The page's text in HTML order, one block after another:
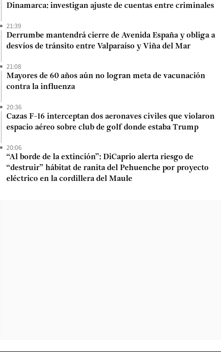
Dinamarca: investigan ajuste de cuentas entre criminales
21:39
Derrumbe mantendrá cierre de Avenida España y obliga a
desvíos de tránsito entre Valparaíso y Viña del Mar
21:08
Mayores de 60 años aún no logran meta de vacunación
contra la influenza
20:36
Cazas F-16 interceptan dos aeronaves civiles que violaron
espacio aéreo sobre club de golf donde estaba Trump
20:06
“Al borde de la extinción”: DiCaprio alerta riesgo de
“destruir” hábitat de ranita del Pehuenche por proyecto
eléctrico en la cordillera del Maule